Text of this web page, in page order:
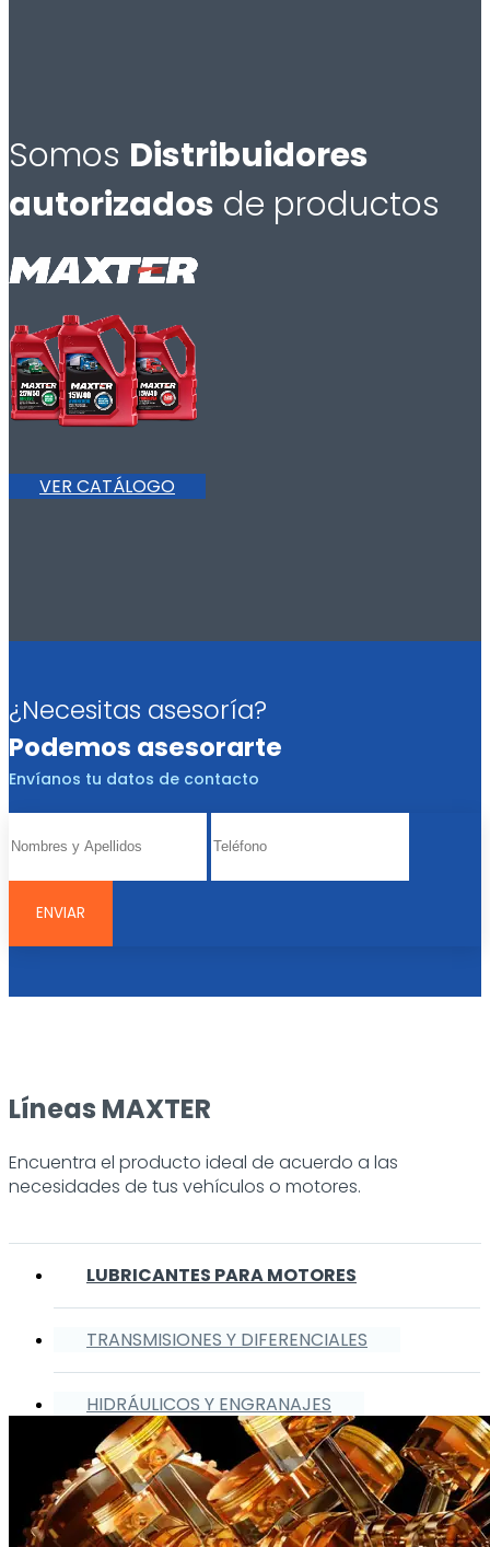
Somos Distribuidores
autorizados de productos
VER CATÁLOGO
¿Necesitas asesoría?
Podemos asesorarte
Envíanos tu datos de contacto
Líneas MAXTER
Encuentra el producto ideal de acuerdo a las
necesidades de tus vehículos o motores.
LUBRICANTES PARA MOTORES
TRANSMISIONES Y DIFERENCIALES
HIDRÁULICOS Y ENGRANAJES